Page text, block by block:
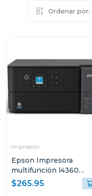
Ordenar por:
Impresión
Epson Impresora
multifunción l4360
tanque de tinta eco-
tank wi-fi
$265.95